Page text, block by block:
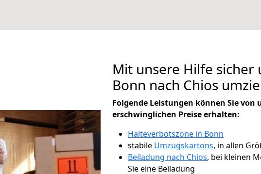
Mit unsere Hilfe sicher
Bonn nach Chios
Folgende Leistungen können Sie von
erschwinglichen Preise erhalten:
Halteverbotszone in Bonn
stabile Umzugskartons, in allen
Beiladung nach Chios, bei kleinen
Sie eine Beiladung